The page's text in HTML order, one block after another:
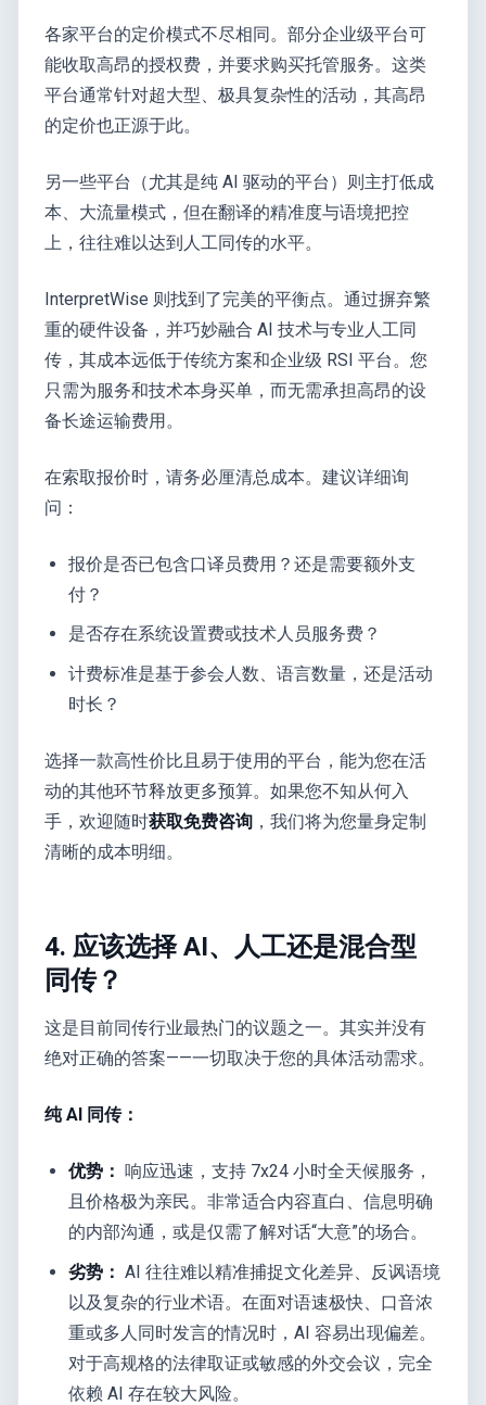
各家平台的定价模式不尽相同。部分企业级平台可
能收取高昂的授权费，并要求购买托管服务。这类
平台通常针对超大型、极具复杂性的活动，其高昂
的定价也正源于此。
另一些平台（尤其是纯 AI 驱动的平台）则主打低成
本、大流量模式，但在翻译的精准度与语境把控
上，往往难以达到人工同传的水平。
InterpretWise 则找到了完美的平衡点。通过摒弃繁
重的硬件设备，并巧妙融合 AI 技术与专业人工同
传，其成本远低于传统方案和企业级 RSI 平台。您
只需为服务和技术本身买单，而无需承担高昂的设
备长途运输费用。
在索取报价时，请务必厘清总成本。建议详细询
问：
报价是否已包含口译员费用？还是需要额外支
付？
是否存在系统设置费或技术人员服务费？
计费标准是基于参会人数、语言数量，还是活动
时长？
选择一款高性价比且易于使用的平台，能为您在活
动的其他环节释放更多预算。如果您不知从何入
手，欢迎随时获取免费咨询 ，我们将为您量身定制
清晰的成本明细。
4. 应该选择 AI、人工还是混合型
同传？
这是目前同传行业最热门的议题之一。其实并没有
绝对正确的答案——一切取决于您的具体活动需求。
纯 AI 同传：
优势： 响应迅速，支持 7x24 小时全天候服务，
且价格极为亲民。非常适合内容直白、信息明确
的内部沟通，或是仅需了解对话“大意”的场合。
劣势： AI 往往难以精准捕捉文化差异、反讽语境
以及复杂的行业术语。在面对语速极快、口音浓
重或多人同时发言的情况时，AI 容易出现偏差。
对于高规格的法律取证或敏感的外交会议，完全
依赖 AI 存在较大风险。